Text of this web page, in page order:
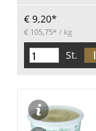
€ 9,20*
€ 105,75* / kg
St.